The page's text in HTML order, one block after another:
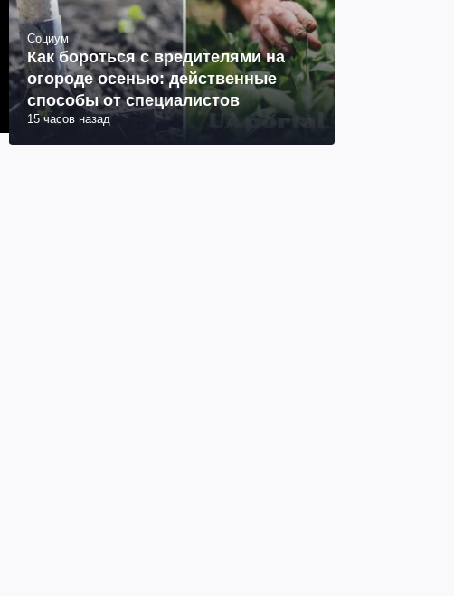
Социум
Как бороться с вредителями на
огороде осенью: действенные
способы от специалистов
15 часов назад